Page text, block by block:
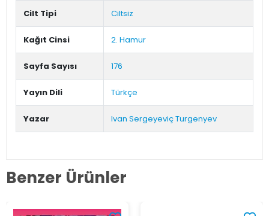
Cilt Tipi Ciltsiz
Kağıt Cinsi 2. Hamur
Sayfa Sayısı 176
Yayın Dili Türkçe
Yazar Ivan Sergeyeviç Turgenyev
Benzer Ürünler